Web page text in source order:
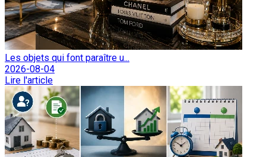
Les objets qui font paraître u...
2026-08-04
Lire l'article